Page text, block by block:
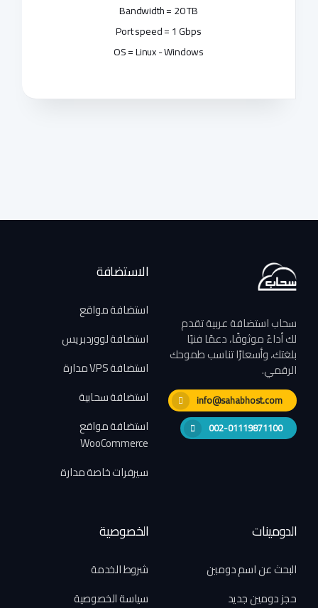
Bandwidth = 20 TB
Port speed = 1 Gbps
OS = Linux - Windows
سحاب استضافة عربية تقدم
لك أداءً موثوقًا، دعمًا فنيًا
بلغتك، وأسعارًا تناسب طموحك
الرقمي.
info@sahabhost.com
002-01119871100
الاستضافة
استضافة مواقع
استضافة لووردبريس
استضافة VPS مدارة
استضافة سحابية
استضافة مواقع
WooCommerce
سيرفرات خاصة مدارة
الدومينات
البحث عن اسم دومين
حجز دومين جديد
الخصوصية
شروط الخدمة
سياسة الخصوصية